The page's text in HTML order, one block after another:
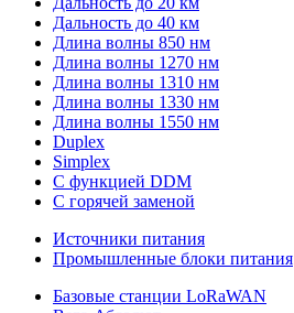
Дальность до 40 км
Длина волны 850 нм
Длина волны 1270 нм
Длина волны 1310 нм
Длина волны 1330 нм
Длина волны 1550 нм
Duplex
Simplex
С функцией DDM
С горячей заменой
Источники питания
Промышленные блоки питания
Базовые станции LoRaWAN